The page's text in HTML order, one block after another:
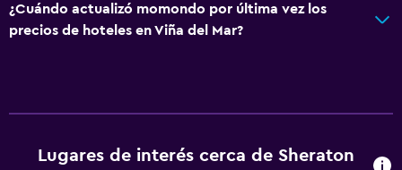
¿Cuándo actualizó momondo por última vez los
precios de hoteles en Viña del Mar?
Lugares de interés cerca de Sheraton